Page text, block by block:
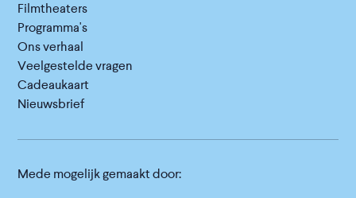
Filmtheaters
Programma's
Ons verhaal
Veelgestelde vragen
Cadeaukaart
Nieuwsbrief
Mede mogelijk gemaakt door: